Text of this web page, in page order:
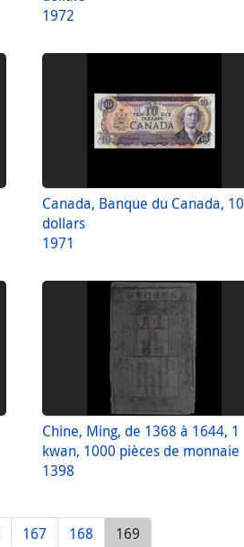
1972
Canada, Banque du Canada, 10
dollars
1971
Chine, Ming, de 1368 à 1644, 1
kwan, 1000 pièces de monnaie
1398
167 168 169